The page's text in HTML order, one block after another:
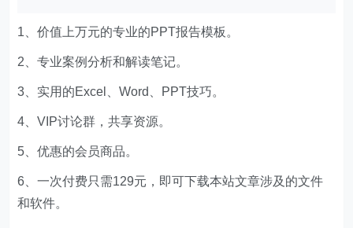
1、价值上万元的专业的PPT报告模板。
2、专业案例分析和解读笔记。
3、实用的Excel、Word、PPT技巧。
4、VIP讨论群，共享资源。
5、优惠的会员商品。
6、一次付费只需129元，即可下载本站文章涉及的文件
和软件。